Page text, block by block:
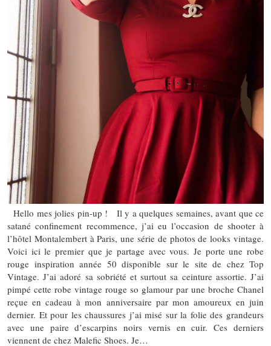
Hello mes jolies pin-up ! Il y a quelques semaines, avant que ce
satané confinement recommence, j’ai eu l’occasion de shooter à
l’hôtel Montalembert à Paris, une série de photos de looks vintage.
Voici ici le premier que je partage avec vous. Je porte une robe
rouge inspiration année 50 disponible sur le site de chez Top
Vintage. J’ai adoré sa sobriété et surtout sa ceinture assortie. J’ai
pimpé cette robe vintage rouge so glamour par une broche Chanel
reçue en cadeau à mon anniversaire par mon amoureux en juin
dernier. Et pour les chaussures j’ai misé sur la folie des grandeurs
avec une paire d’escarpins noirs vernis en cuir. Ces derniers
viennent de chez Malefic Shoes. Je…